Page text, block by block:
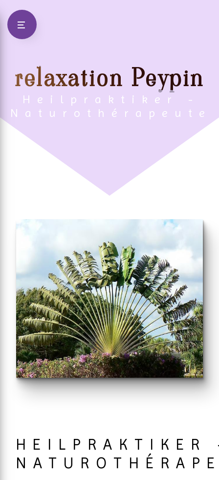
relaxation Peypin
Heilpraktiker -
Naturothérapeute
HEILPRAKTIKER